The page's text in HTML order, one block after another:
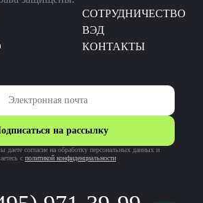
CОТРУДНИЧЕСТВО
ВЭД
КОНТАКТЫ
на рассылку
даете согласие на обработку персональных данных и
c политикой конфиденциальности